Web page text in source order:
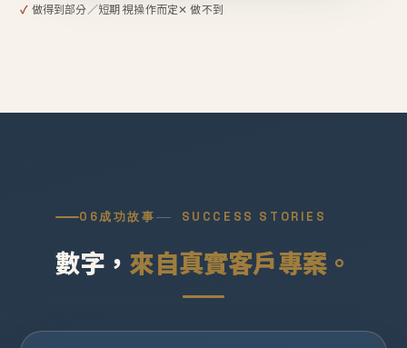
✓ 做得到部分／短期 視操作而定✕ 做不到
06成功故事 SUCCESS STORIES
數字， 來自真實客戶專案。